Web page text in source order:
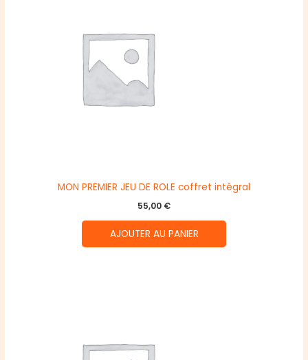
MON PREMIER JEU DE ROLE coffret intégral
55,00 €
AJOUTER AU PANIER